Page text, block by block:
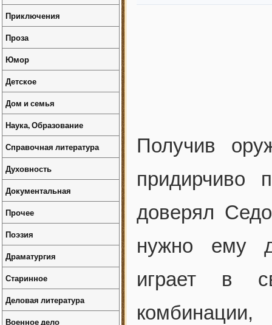
Получив
доверял
нужно ему
играет в
Приключения
Проза
Юмор
Детское
Дом и семья
Наука, Образование
Справочная литература
Духовность
Документальная
Прочее
Поэзия
Драматургия
Старинное
Деловая литература
Военное дело